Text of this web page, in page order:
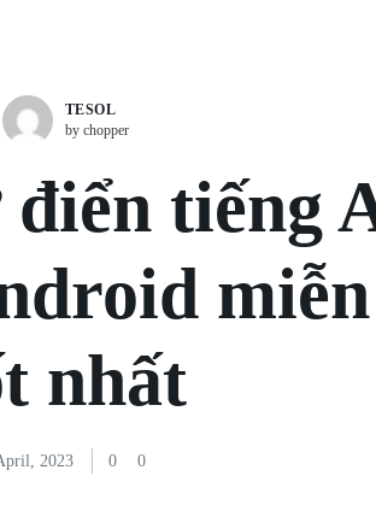
TESOL
by chopper
tiếng
nhất
2023 0 0